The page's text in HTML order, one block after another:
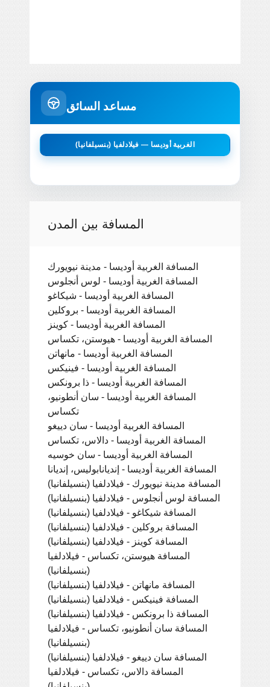
مساعد السائق
الغربية أوديسا — فيلادلفيا (بنسيلفانيا)
المسافة بين المدن
المسافة الغربية أوديسا - مدينة نيويورك
المسافة الغربية أوديسا - لوس أنجلوس
المسافة الغربية أوديسا - شيكاغو
المسافة الغربية أوديسا - بروكلين
المسافة الغربية أوديسا - كوينز
المسافة الغربية أوديسا - هيوستن، تكساس
المسافة الغربية أوديسا - مانهاتن
المسافة الغربية أوديسا - فينيكس
المسافة الغربية أوديسا - ذا برونكس
المسافة الغربية أوديسا - سان أنطونيو،
تكساس
المسافة الغربية أوديسا - سان دييغو
المسافة الغربية أوديسا - دالاس، تكساس
المسافة الغربية أوديسا - سان خوسيه
المسافة الغربية أوديسا - إنديانابوليس، إنديانا
المسافة مدينة نيويورك - فيلادلفيا (بنسيلفانيا)
المسافة لوس أنجلوس - فيلادلفيا (بنسيلفانيا)
المسافة شيكاغو - فيلادلفيا (بنسيلفانيا)
المسافة بروكلين - فيلادلفيا (بنسيلفانيا)
المسافة كوينز - فيلادلفيا (بنسيلفانيا)
المسافة هيوستن، تكساس - فيلادلفيا
(بنسيلفانيا)
المسافة مانهاتن - فيلادلفيا (بنسيلفانيا)
المسافة فينيكس - فيلادلفيا (بنسيلفانيا)
المسافة ذا برونكس - فيلادلفيا (بنسيلفانيا)
المسافة سان أنطونيو، تكساس - فيلادلفيا
(بنسيلفانيا)
المسافة سان دييغو - فيلادلفيا (بنسيلفانيا)
المسافة دالاس، تكساس - فيلادلفيا